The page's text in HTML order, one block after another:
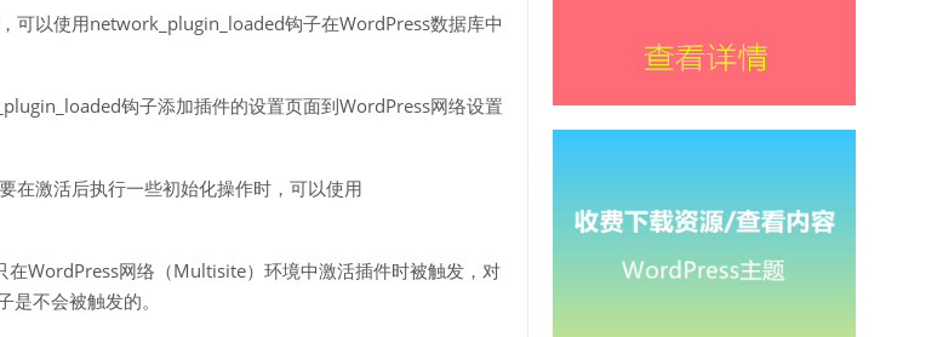
可以使用network_plugin_loaded钩子在WordPress数据库中
钩子添加插件的设置页面到WordPress网络设置
在激活后执行一些初始化操作时，可以使用
WordPress网络（Multisite）环境中激活插件时被触发，对
不会被触发的。